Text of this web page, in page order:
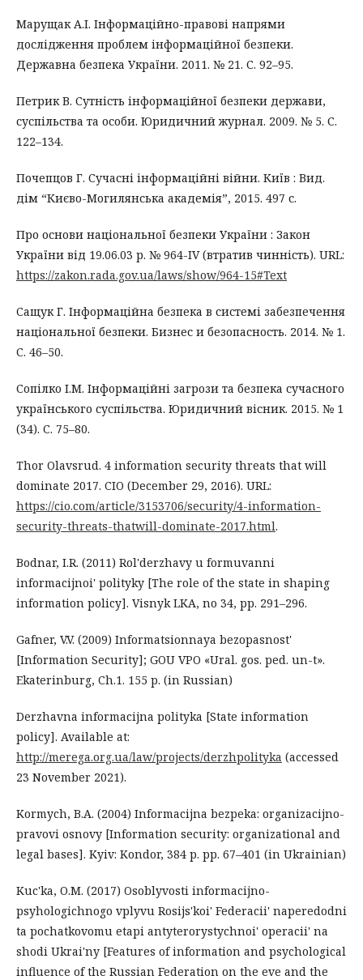
Марущак А.І. Інформаційно-правові напрями
дослідження проблем інформаційної безпеки.
Державна безпека України. 2011. № 21. С. 92–95.
Петрик В. Сутність інформаційної безпеки держави,
суспільства та особи. Юридичний журнал. 2009. № 5. С.
122–134.
Почепцов Г. Сучасні інформаційні війни. Київ : Вид.
дім “Києво-Могилянська академія”, 2015. 497 с.
Про основи національної безпеки України : Закон
України від 19.06.03 р. № 964-IV (втратив чинність). URL:
https://zakon.rada.gov.ua/laws/show/964-15#Text
Сащук Г. Інформаційна безпека в системі забезпечення
національної безпеки. Бизнес и безопасность. 2014. № 1.
С. 46–50.
Сопілко І.М. Інформаційні загрози та безпека сучасного
українського суспільства. Юридичний вісник. 2015. № 1
(34). С. 75–80.
Thor Olavsrud. 4 information security threats that will
dominate 2017. CIO (December 29, 2016). URL:
https://cio.com/article/3153706/security/4-information-
security-threats-thatwill-dominate-2017.html.
Bodnar, I.R. (2011) Rol'derzhavy u formuvanni
informacijnoi' polityky [The role of the state in shaping
information policy]. Visnyk LKA, no 34, pp. 291–296.
Gafner, V.V. (2009) Informatsionnaya bezopasnost'
[Information Security]; GOU VPO «Ural. gos. ped. un-t».
Ekaterinburg, Ch.1. 155 p. (in Russian)
Derzhavna informacijna polityka [State information
policy]. Available at:
http://merega.org.ua/law/projects/derzhpolityka (accessed
23 November 2021).
Kormych, B.A. (2004) Informacijna bezpeka: organizacijno-
pravovi osnovy [Information security: organizational and
legal bases]. Kyiv: Kondor, 384 p. pp. 67–401 (in Ukrainian)
Kuc'ka, O.M. (2017) Osoblyvosti informacijno-
psyhologichnogo vplyvu Rosijs'koi' Federacii' naperedodni
ta pochatkovomu etapi antyterorystychnoi' operacii' na
shodi Ukrai'ny [Features of information and psychological
influence of the Russian Federation on the eve and the